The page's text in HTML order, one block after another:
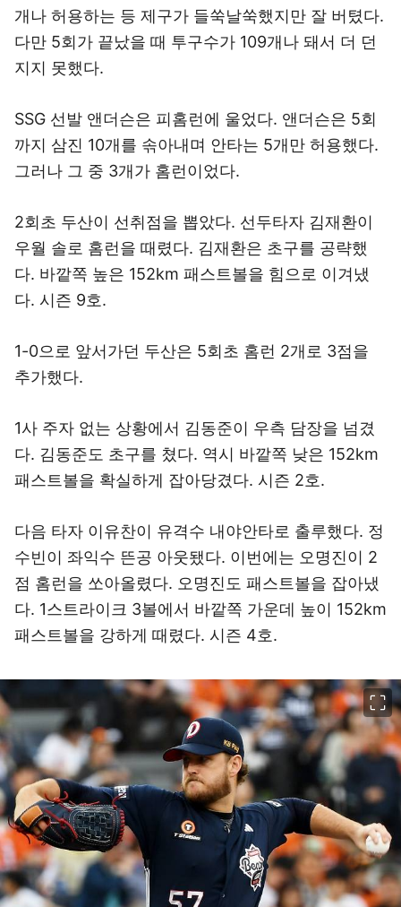
개나 허용하는 등 제구가 들쑥날쑥했지만 잘 버텼다.
다만 5회가 끝났을 때 투구수가 109개나 돼서 더 던
지지 못했다.
SSG 선발 앤더슨은 피홈런에 울었다. 앤더슨은 5회
까지 삼진 10개를 솎아내며 안타는 5개만 허용했다.
그러나 그 중 3개가 홈런이었다.
2회초 두산이 선취점을 뽑았다. 선두타자 김재환이
우월 솔로 홈런을 때렸다. 김재환은 초구를 공략했
다. 바깥쪽 높은 152km 패스트볼을 힘으로 이겨냈
다. 시즌 9호.
1-0으로 앞서가던 두산은 5회초 홈런 2개로 3점을
추가했다.
1사 주자 없는 상황에서 김동준이 우측 담장을 넘겼
다. 김동준도 초구를 쳤다. 역시 바깥쪽 낮은 152km
패스트볼을 확실하게 잡아당겼다. 시즌 2호.
다음 타자 이유찬이 유격수 내야안타로 출루했다. 정
수빈이 좌익수 뜬공 아웃됐다. 이번에는 오명진이 2
점 홈런을 쏘아올렸다. 오명진도 패스트볼을 잡아냈
다. 1스트라이크 3볼에서 바깥쪽 가운데 높이 152km
패스트볼을 강하게 때렸다. 시즌 4호.